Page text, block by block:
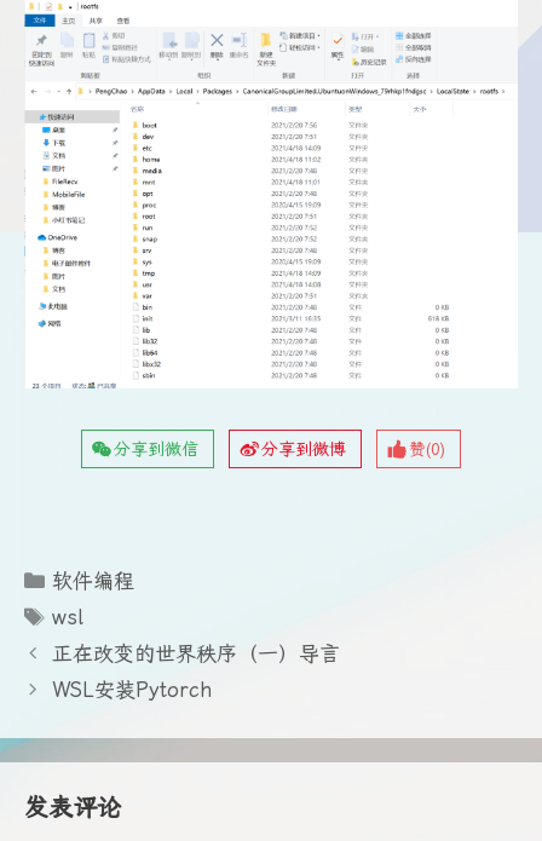
分享到微信 分享到微博 赞(0)
分
软件编程
标
签
wsl
正在改变的世界秩序（一）导言
WSL安装Pytorch
发表评论